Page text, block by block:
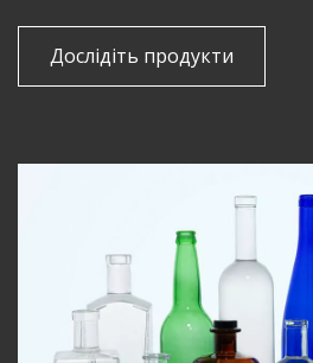
Дослідіть продукти